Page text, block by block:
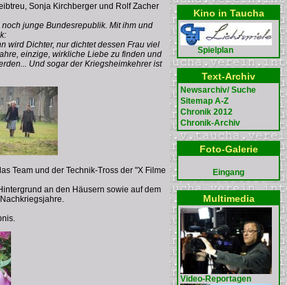
Sonja Kirchberger und Rolf Zacher
junge Bundesrepublik. Mit ihm und
wird Dichter, nur dichtet dessen Frau viel
einzige, wirkliche Liebe zu finden und
Und sogar der Kriegsheimkehrer ist
Team und der Technik-Tross der "X Filme
an den Häusern sowie auf dem
Kino in Taucha
Spielplan
Text-Archiv
Newsarchiv/ Suche
Sitemap A-Z
Chronik 2012
Chronik-Archiv
Foto-Galerie
Eingang
Multimedia
Video-Reportagen